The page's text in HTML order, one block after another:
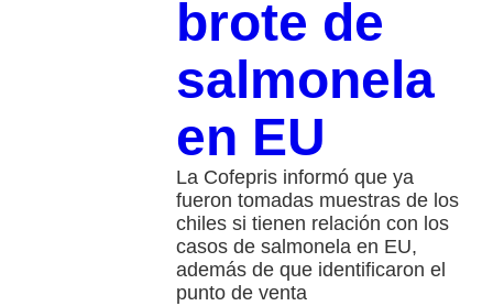
brote de
salmonela
en EU
La Cofepris informó que ya
fueron tomadas muestras de los
chiles si tienen relación con los
casos de salmonela en EU,
además de que identificaron el
punto de venta